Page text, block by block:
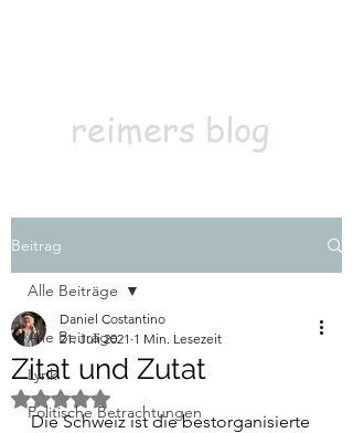
reimers blog
Beitrag
Alle Beiträge
Lyrik
Politische Betrachtungen
Alle Beiträge
Zitat und Zutat
Daniel Costantino
21. Juli 2021 1 Min. Lesezeit
Mit NaN von 5 Sternen bewertet.
Die Schweiz ist die bestorganisierte